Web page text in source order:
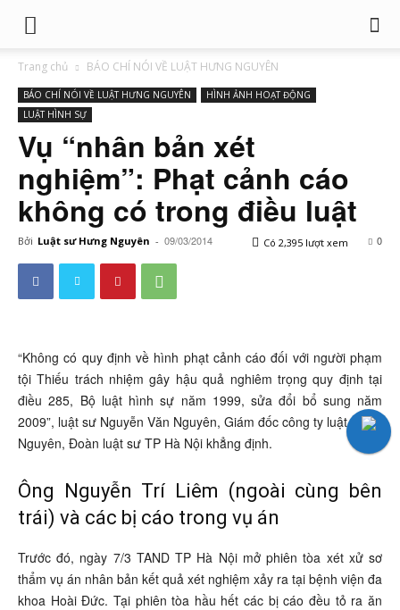
Trang chủ BÁO CHÍ NÓI VỀ LUẬT HƯNG NGUYÊN
BÁO CHÍ NÓI VỀ LUẬT HƯNG NGUYÊN
HÌNH ẢNH HOẠT ĐỘNG
LUẬT HÌNH SỰ
Vụ “nhân bản xét
nghiệm”: Phạt cảnh cáo
không có trong điều luật
Bởi Luật sư Hưng Nguyên - 09/03/2014 0
Có 2,395 lượt xem
“Không có quy định về hình phạt cảnh cáo đối với người phạm
tội Thiếu trách nhiệm gây hậu quả nghiêm trọng quy định tại
điều 285, Bộ luật hình sự năm 1999, sửa đổi bổ sung năm
2009”, luật sư Nguyễn Văn Nguyên, Giám đốc công ty luật Hưng
Nguyên, Đoàn luật sư TP Hà Nội khẳng định.
Ông Nguyễn Trí Liêm (ngoài cùng bên
trái) và các bị cáo trong vụ án
Trước đó, ngày 7/3 TAND TP Hà Nội mở phiên tòa xét xử sơ
thẩm vụ án nhân bản kết quả xét nghiệm xảy ra tại bệnh viện đa
khoa Hoài Đức. Tại phiên tòa hầu hết các bị cáo đều tỏ ra ăn